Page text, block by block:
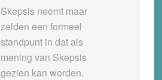
Skepsis neemt maar
zelden een formeel
standpunt in dat als
mening van Skepsis
gezien kan worden.